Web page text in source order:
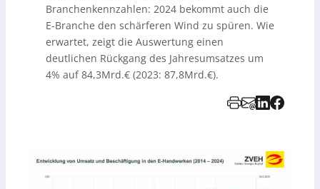
Branchenkennzahlen: 2024 bekommt auch die
E-Branche den schärferen Wind zu spüren. Wie
erwartet, zeigt die Auswertung einen
deutlichen Rückgang des Jahresumsatzes um
4% auf 84,3Mrd.€ (2023: 87,8Mrd.€).